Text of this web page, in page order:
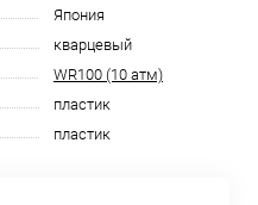
Япония
кварцевый
WR100 (10 атм)
пластик
пластик